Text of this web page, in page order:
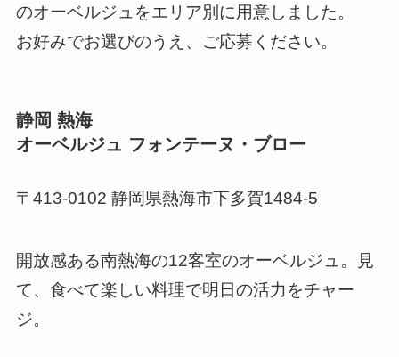
のオーベルジュをエリア別に用意しました。
お好みでお選びのうえ、ご応募ください。
静岡 熱海
オーベルジュ フォンテーヌ・ブロー
〒413-0102 静岡県熱海市下多賀1484-5
開放感ある南熱海の12客室のオーベルジュ。見
て、食べて楽しい料理で明日の活力をチャー
ジ。